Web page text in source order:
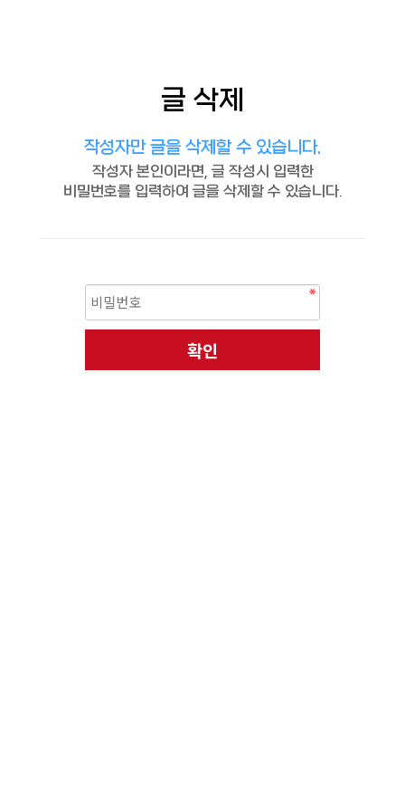
글 삭제
작성자만 글을 삭제할 수 있습니다.
작성자 본인이라면, 글 작성시 입력한
비밀번호를 입력하여 글을 삭제할 수 있습니다.